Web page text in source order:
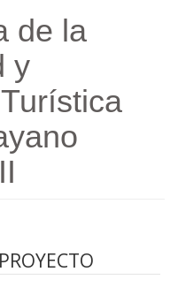
de la
y